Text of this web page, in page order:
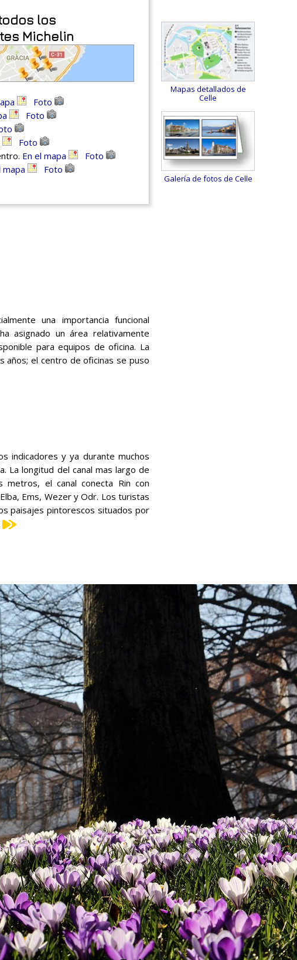
los
Michelin
Foto
Foto
Foto
En el mapa
Foto
mapa
Foto
una importancia funcional
asignado un área relativamente
para equipos de oficina. La
años; el centro de oficinas se puso
indicadores y ya durante muchos
La longitud del canal mas largo de
metros, el canal conecta Rin con
Ems, Wezer y Odr. Los turistas
paisajes pintorescos situados por
Mapas detallados de
Celle
Galería de fotos de Celle